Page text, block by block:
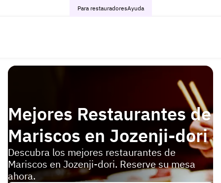
Para restauradoresAyuda
Mejores Restaurantes de
Mariscos en Jozenji-dori
Descubra los mejores restaurantes de
Mariscos en Jozenji-dori. Reserve su mesa
ahora.